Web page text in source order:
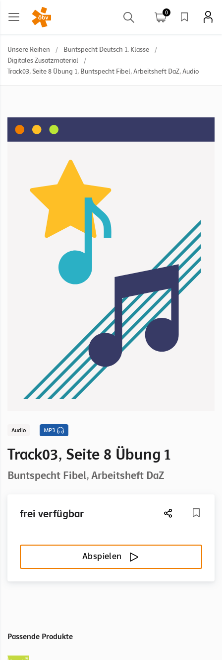
0
Unsere Reihen / Buntspecht Deutsch 1. Klasse
/
Digitales Zusatzmaterial
/
Track03, Seite 8 Übung 1, Buntspecht Fibel, Arbeitsheft DaZ, Audio
Audio MP3
Track03, Seite 8 Übung 1
Buntspecht Fibel, Arbeitsheft DaZ
frei verfügbar
Abspielen
Passende Produkte